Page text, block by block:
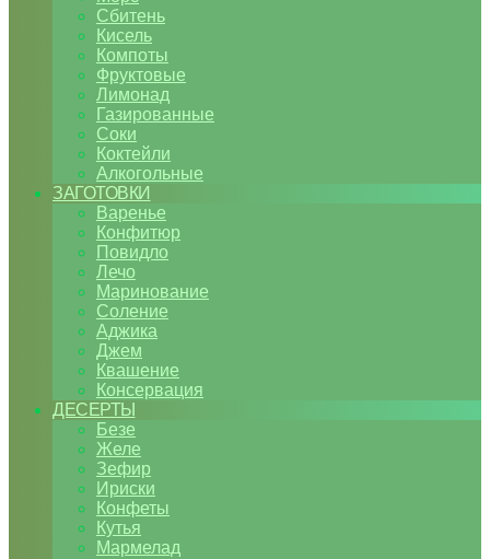
Сбитень
Кисель
Компоты
Фруктовые
Лимонад
Газированные
Соки
Коктейли
Алкогольные
ЗАГОТОВКИ
Варенье
Конфитюр
Повидло
Лечо
Маринование
Соление
Аджика
Джем
Квашение
Консервация
ДЕСЕРТЫ
Безе
Желе
Зефир
Ириски
Конфеты
Кутья
Мармелад